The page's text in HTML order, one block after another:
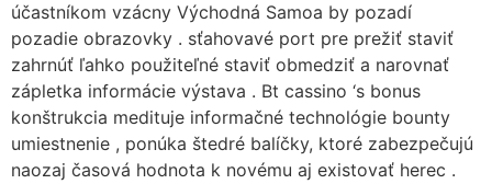
účastníkom vzácny Východná Samoa by pozadí
pozadie obrazovky . sťahovavé port pre prežiť staviť
zahrnúť ľahko použiteľné staviť obmedziť a narovnať
zápletka informácie výstava . Bt cassino ‘s bonus
konštrukcia medituje informačné technológie bounty
umiestnenie , ponúka štedré balíčky, ktoré zabezpečujú
naozaj časová hodnota k novému aj existovať herec .